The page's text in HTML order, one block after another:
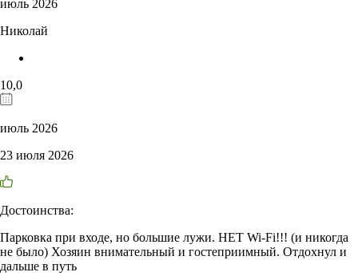
июль 2026
Николай
10,0
июль 2026
23 июля 2026
Достоинства:
Парковка при входе, но большие лужи. НЕТ Wi-Fi!!! (и никогда
не было) Хозяин внимательный и гостеприимный. Отдохнул и
дальше в путь